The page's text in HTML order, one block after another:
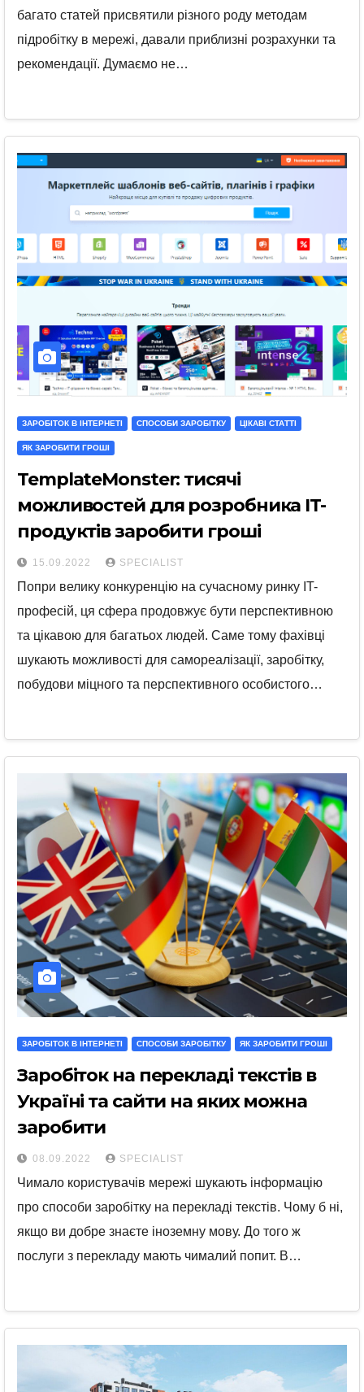
багато статей присвятили різного роду методам
підробітку в мережі, давали приблизні розрахунки та
рекомендації. Думаємо не…
ЗАРОБІТОК В ІНТЕРНЕТІ СПОСОБИ ЗАРОБІТКУ ЦІКАВІ СТАТТІ
ЯК ЗАРОБИТИ ГРОШІ
TemplateMonster: тисячі
можливостей для розробника IT-
продуктів заробити гроші
15.09.2022 SPECIALIST
Попри велику конкуренцію на сучасному ринку IT-
професій, ця сфера продовжує бути перспективною
та цікавою для багатьох людей. Саме тому фахівці
шукають можливості для самореалізації, заробітку,
побудови міцного та перспективного особистого…
ЗАРОБІТОК В ІНТЕРНЕТІ СПОСОБИ ЗАРОБІТКУ ЯК ЗАРОБИТИ ГРОШІ
Заробіток на перекладі текстів в
Україні та сайти на яких можна
заробити
08.09.2022 SPECIALIST
Чимало користувачів мережі шукають інформацію
про способи заробітку на перекладі текстів. Чому б ні,
якщо ви добре знаєте іноземну мову. До того ж
послуги з перекладу мають чималий попит. В…